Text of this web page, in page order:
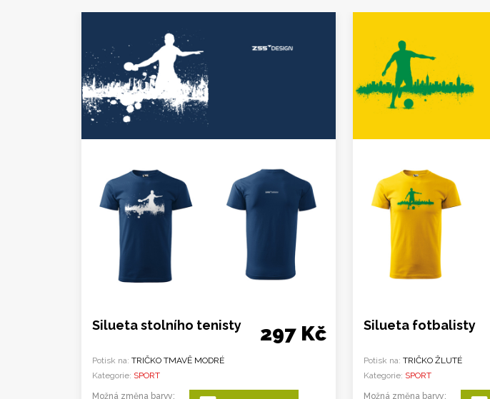
Silueta stolního tenisty 297 Kč
Potisk na: TRIČKO TMAVĚ MODRÉ
Kategorie: SPORT
Možná změna barvy:
Silueta fotbalisty
Potisk na: TRIČKO ŽLUTÉ
Kategorie: SPORT
Možná změna barvy: